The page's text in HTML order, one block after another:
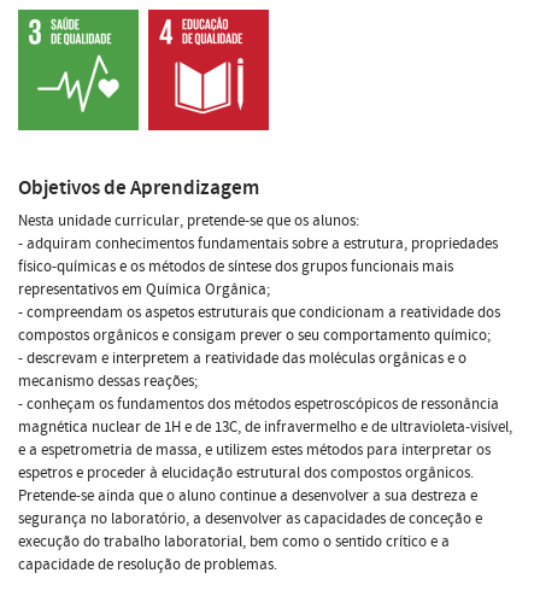
Objetivos de Aprendizagem
Nesta unidade curricular, pretende-se que os alunos:
- adquiram conhecimentos fundamentais sobre a estrutura, propriedades
físico-químicas e os métodos de síntese dos grupos funcionais mais
representativos em Química Orgânica;
- compreendam os aspetos estruturais que condicionam a reatividade dos
compostos orgânicos e consigam prever o seu comportamento químico;
- descrevam e interpretem a reatividade das moléculas orgânicas e o
mecanismo dessas reações;
- conheçam os fundamentos dos métodos espetroscópicos de ressonância
magnética nuclear de 1H e de 13C, de infravermelho e de ultravioleta-visível,
e a espetrometria de massa, e utilizem estes métodos para interpretar os
espetros e proceder à elucidação estrutural dos compostos orgânicos.
Pretende-se ainda que o aluno continue a desenvolver a sua destreza e
segurança no laboratório, a desenvolver as capacidades de conceção e
execução do trabalho laboratorial, bem como o sentido crítico e a
capacidade de resolução de problemas.